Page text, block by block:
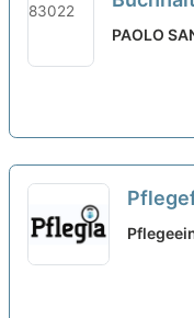
PAOLO
neu